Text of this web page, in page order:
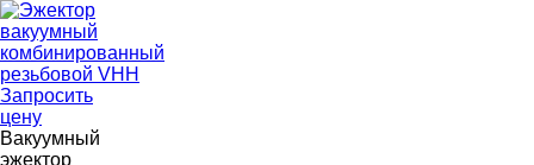
Запросить
цену
Вакуумный
эжектор